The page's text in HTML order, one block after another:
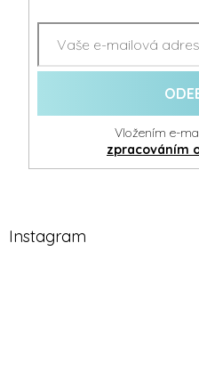
zpracováním
Instagram